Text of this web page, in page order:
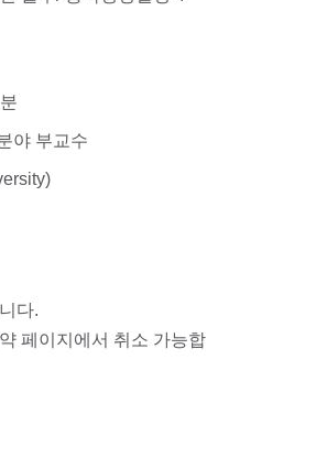
야 부교수
다.
페이지에서 취소 가능합